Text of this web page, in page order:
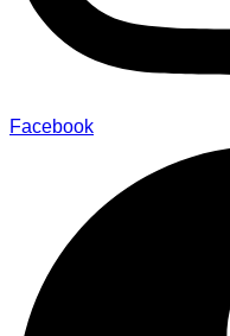
Facebook